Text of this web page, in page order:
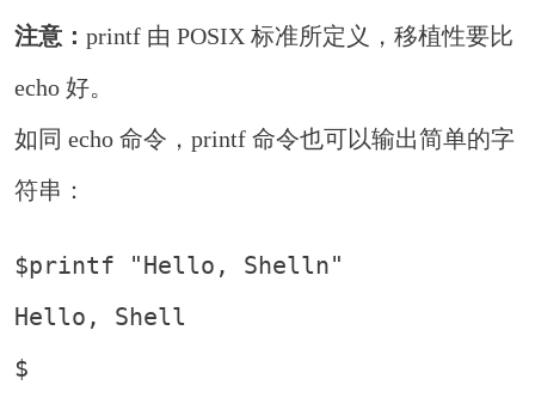
注意：printf 由 POSIX 标准所定义，移植性要比
echo 好。
如同 echo 命令，printf 命令也可以输出简单的字
符串：
$printf "Hello, Shelln"
Hello, Shell
$